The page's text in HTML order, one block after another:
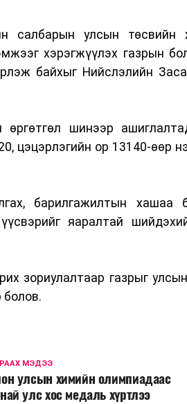
салбарын улсын төсвийн
хэрэгжүүлэх газрын
байхыг Нийслэлийн
шинээр
цэцэрлэгийн ор 13140-өөр
барилгажилтын хашаа
яаралтай
зориулалтаар газрыг
болов.
МЭДЭЭ
улсын химийн олимпиадаас
улс хос медаль хүртлээ